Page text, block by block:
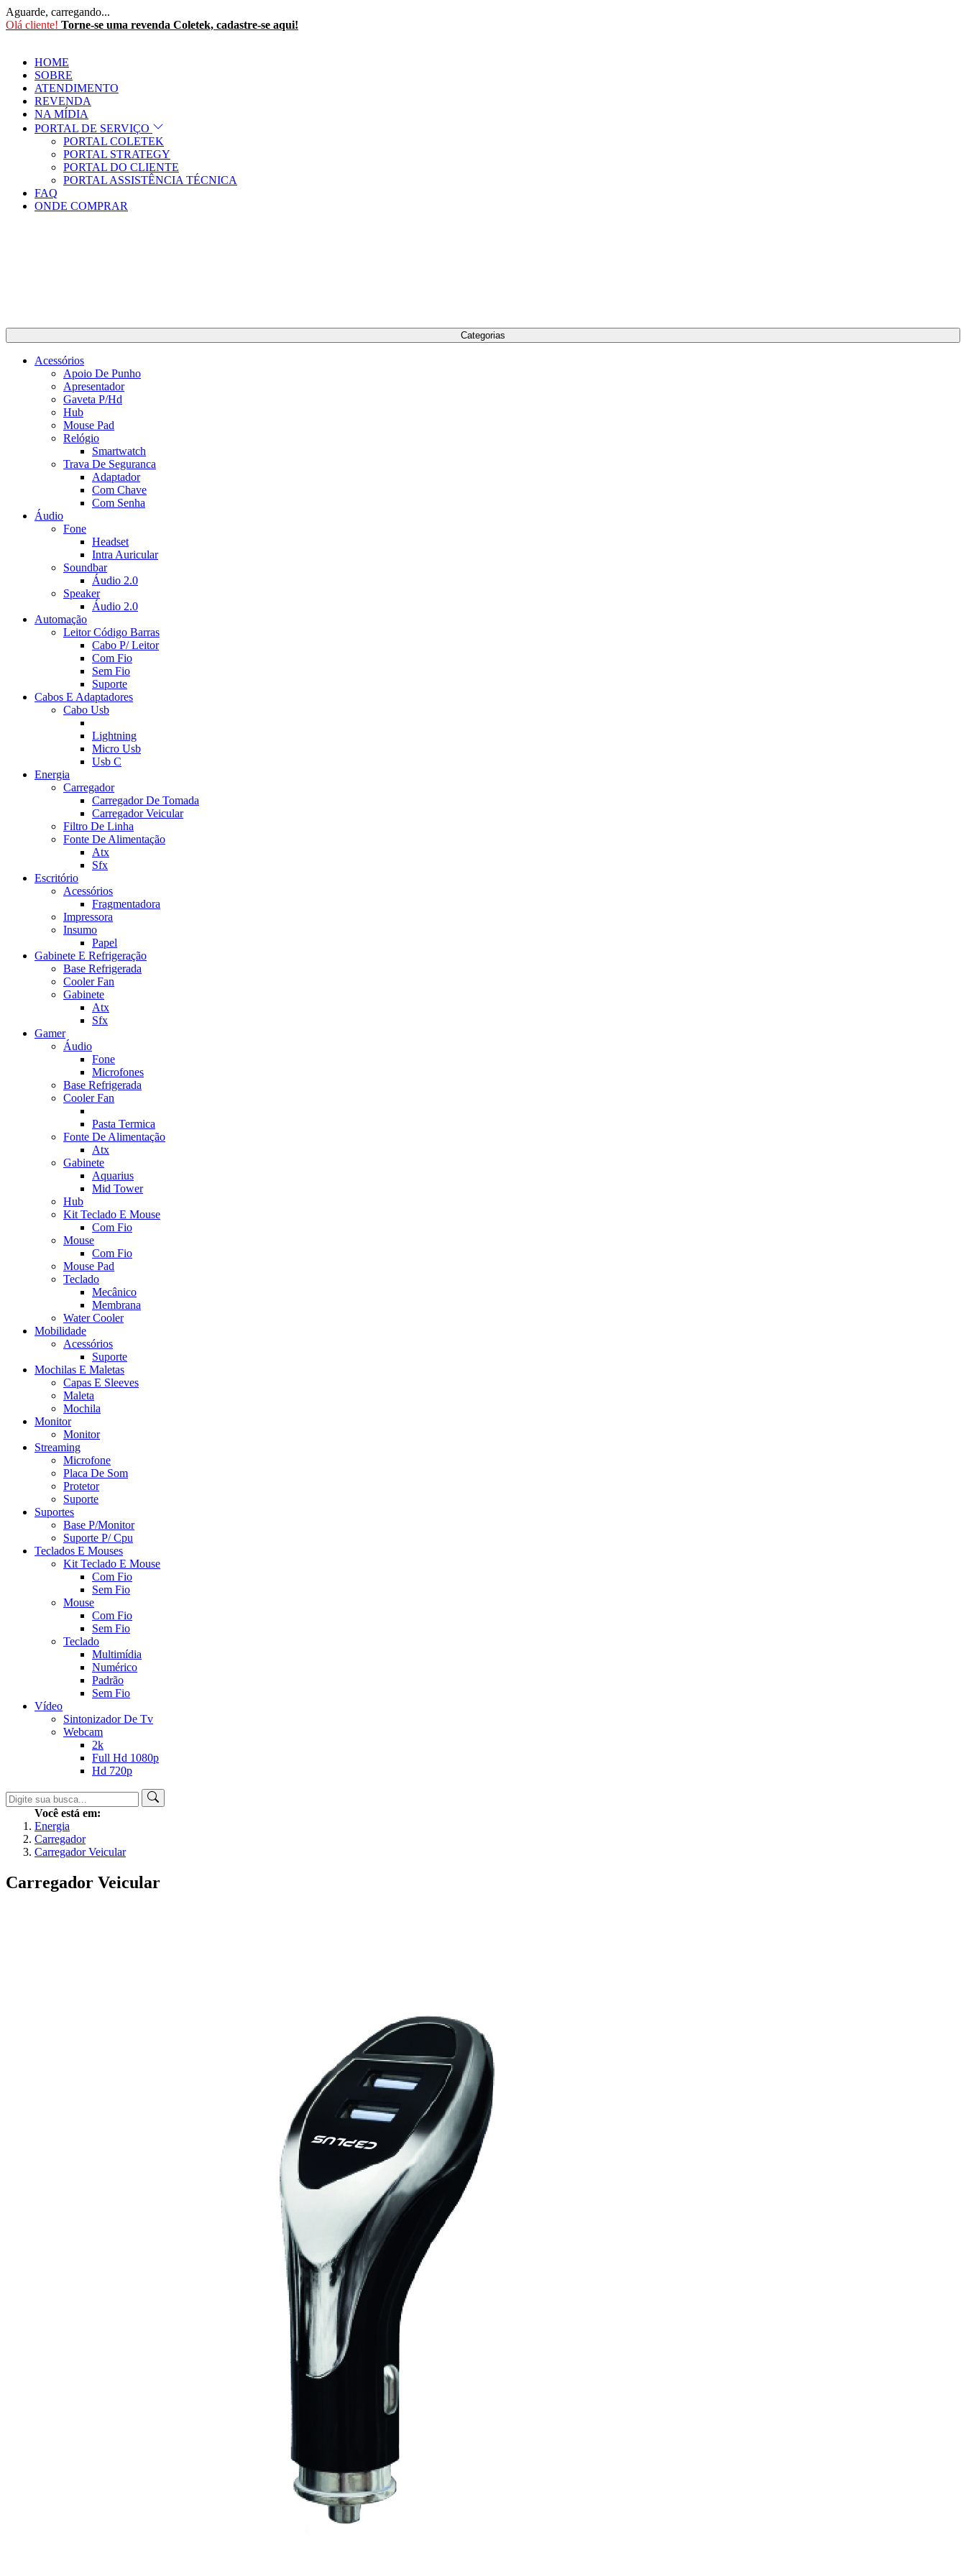
Aguarde, carregando...
Olá cliente! Torne-se uma revenda Coletek, cadastre-se aqui!
HOME
SOBRE
ATENDIMENTO
REVENDA
NA MÍDIA
PORTAL DE SERVIÇO
PORTAL COLETEK
PORTAL STRATEGY
PORTAL DO CLIENTE
PORTAL ASSISTÊNCIA TÉCNICA
FAQ
ONDE COMPRAR
Categorias
Acessórios
Apoio De Punho
Apresentador
Gaveta P/Hd
Hub
Mouse Pad
Relógio
Smartwatch
Trava De Seguranca
Adaptador
Com Chave
Com Senha
Áudio
Fone
Headset
Intra Auricular
Soundbar
Áudio 2.0
Speaker
Áudio 2.0
Automação
Leitor Código Barras
Cabo P/ Leitor
Com Fio
Sem Fio
Suporte
Cabos E Adaptadores
Cabo Usb
Lightning
Micro Usb
Usb C
Energia
Carregador
Carregador De Tomada
Carregador Veicular
Filtro De Linha
Fonte De Alimentação
Atx
Sfx
Escritório
Acessórios
Fragmentadora
Impressora
Insumo
Papel
Gabinete E Refrigeração
Base Refrigerada
Cooler Fan
Gabinete
Atx
Sfx
Gamer
Áudio
Fone
Microfones
Base Refrigerada
Cooler Fan
Pasta Termica
Fonte De Alimentação
Atx
Gabinete
Aquarius
Mid Tower
Hub
Kit Teclado E Mouse
Com Fio
Mouse
Com Fio
Mouse Pad
Teclado
Mecânico
Membrana
Water Cooler
Mobilidade
Acessórios
Suporte
Mochilas E Maletas
Capas E Sleeves
Maleta
Mochila
Monitor
Monitor
Streaming
Microfone
Placa De Som
Protetor
Suporte
Suportes
Base P/Monitor
Suporte P/ Cpu
Teclados E Mouses
Kit Teclado E Mouse
Com Fio
Sem Fio
Mouse
Com Fio
Sem Fio
Teclado
Multimídia
Numérico
Padrão
Sem Fio
Vídeo
Sintonizador De Tv
Webcam
2k
Full Hd 1080p
Hd 720p
Você está em:
Energia
Carregador
Carregador Veicular
Carregador Veicular